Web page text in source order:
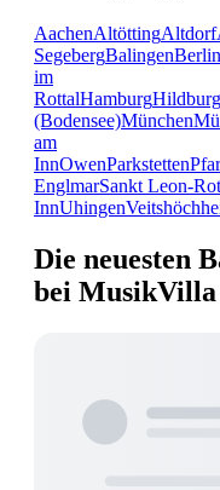
AachenAltöttingAltdorf
SegebergBalingenBerlin
im
RottalHamburg
(Bodensee)München
am
InnOwenParkstetten
EnglmarSankt Leon-Rot
InnUhingen
Die neuesten
bei MusikVilla